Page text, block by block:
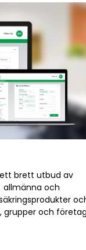
brett utbud av
allmänna och
grupper och företag